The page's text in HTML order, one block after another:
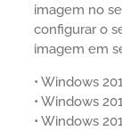
imagem no
configurar o
imagem em
• Windows
• Windows
• Windows